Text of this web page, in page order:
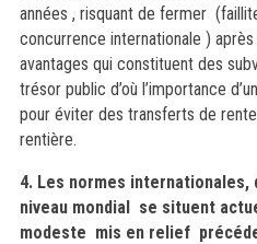
années , risquant de fermer
concurrence internationale )
avantages qui constituent des
trésor public d’où l’importance
pour éviter des transferts de
rentière.
4. Les normes internationales,
niveau mondial se situent
modeste mis en relief